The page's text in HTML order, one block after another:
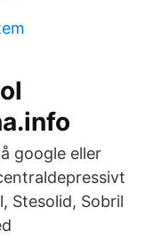
google eller
Stesolid, Sobril